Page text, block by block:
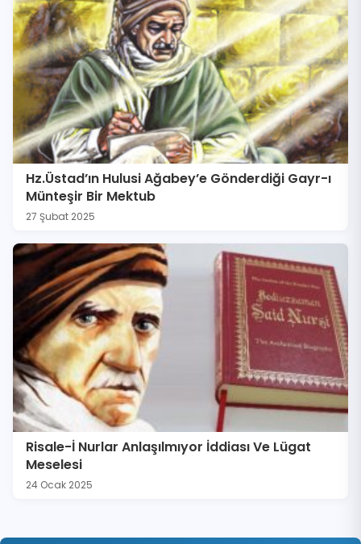
Hz.Üstad’ın Hulusi Ağabey’e Gönderdiği Gayr-ı
Münteşir Bir Mektub
27 Şubat 2025
Risale-İ Nurlar Anlaşılmıyor İddiası Ve Lügat
Meselesi
24 Ocak 2025